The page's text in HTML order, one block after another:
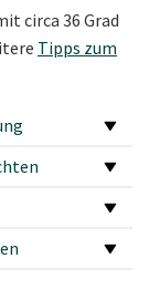
circa 36 Grad
Tipps zum